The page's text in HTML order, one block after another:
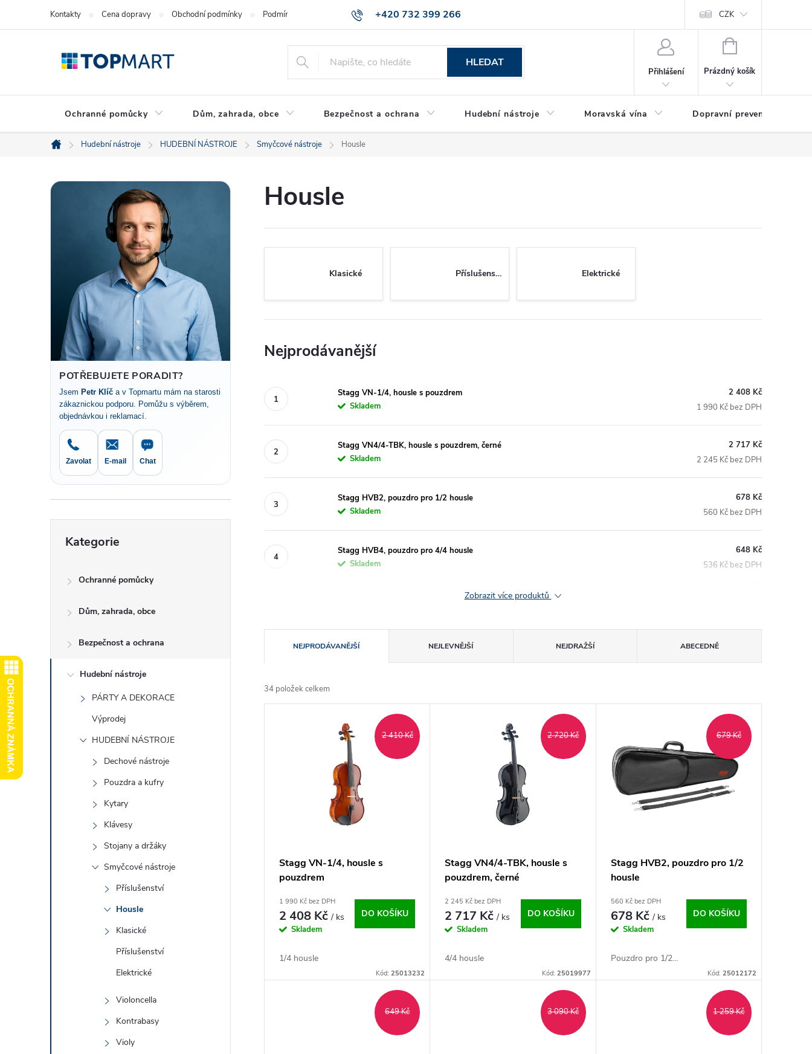
+420 732 399 266
Kontakty Cena dopravy Obchodní podmínky Podmínky ochrany osobních údajů Reklamace zboží CZK
HLEDAT
Přihlášení
NÁKUPNÍ
Prázdný košík
Ochranné pomůcky Dům, zahrada, obce Bezpečnost a ochrana Hudební nástroje Moravská vína Dopravní prevence
Domů
Hudební nástroje HUDEBNÍ NÁSTROJE Smyčcové nástroje Housle
P
a
n
n
p
a
n
POTŘEBUJETE PORADIT?
Jsem Petr Klíč a v Topmartu mám na starosti
zákaznickou podporu. Pomůžu s výběrem,
objednávkou i reklamací.
Zavolat E-mail Chat
kategorie
Kategorie
Ochranné pomůcky
Dům, zahrada, obce
Bezpečnost a ochrana
Hudební nástroje
PÁRTY A DEKORACE
Výprodej
HUDEBNÍ NÁSTROJE
Dechové nástroje
Pouzdra a kufry
Kytary
Klávesy
Stojany a držáky
Smyčcové nástroje
Příslušenství
Housle
Klasické
Příslušenství
Elektrické
Violoncella
Kontrabasy
Violy
Housle
Klasické Příslušenství Elektrické
Nejprodávanější
Stagg VN-1/4, housle s pouzdrem
Skladem
2 408 Kč
1 990 Kč bez DPH
Stagg VN4/4-TBK, housle s pouzdrem, černé
Skladem
2 717 Kč
2 245 Kč bez DPH
Stagg HVB2, pouzdro pro 1/2 housle
Skladem
678 Kč
560 Kč bez DPH
Stagg HVB4, pouzdro pro 4/4 housle
Skladem
648 Kč
536 Kč bez DPH
Zobrazit více produktů
a
z
k
NEJPRODÁVANĚJŠÍ NEJLEVNĚJŠÍ NEJDRAŽŠÍ ABECEDNĚ
34 položek celkem
u
2 410 Kč
Stagg VN-1/4, housle s
pouzdrem
1 990 Kč bez DPH
2 408 Kč/ ks
Skladem
DO KOŠÍKU
1/4 housle
Kód:25013232
2 720 Kč
Stagg VN4/4-TBK, housle s
pouzdrem, černé
2 245 Kč bez DPH
2 717 Kč/ ks
Skladem
DO KOŠÍKU
4/4 housle
Kód: 25019977
679 Kč
Stagg HVB2, pouzdro pro 1/2
housle
560 Kč bez DPH
678 Kč/ ks
Skladem
DO KOŠÍKU
Pouzdro pro 1/2...
Kód: 25012172
649 Kč 3 090 Kč 1 259 Kč